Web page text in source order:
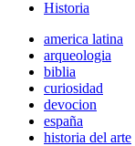
Historia
america latina
arqueologia
biblia
curiosidad
devocion
españa
historia del arte